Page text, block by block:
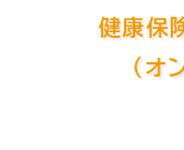
健康保
（オ